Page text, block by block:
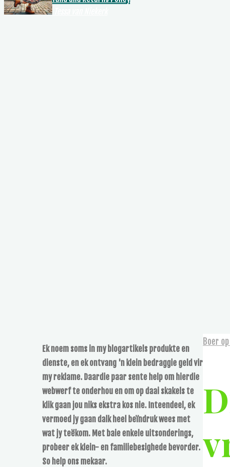
Boer
Ek noem soms in my blogartikels produkte en
dienste, en ek ontvang 'n klein bedraggie geld vir
my reklame. Daardie paar sente help om hierdie
webwerf te onderhou en om op daai skakels te
klik gaan jou niks ekstra kos nie. Inteendeel, ek
vermoed jy gaan dalk heel beïndruk wees met
wat jy teëkom. Met baie enkele uitsonderings,
probeer ek klein- en familiebesighede bevorder.
So help ons mekaar.